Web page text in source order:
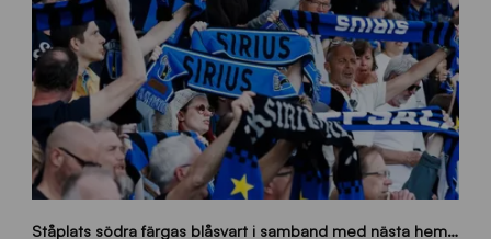
ö
Ståplats södra färgas blåsvart i samband med nästa hemmamatch